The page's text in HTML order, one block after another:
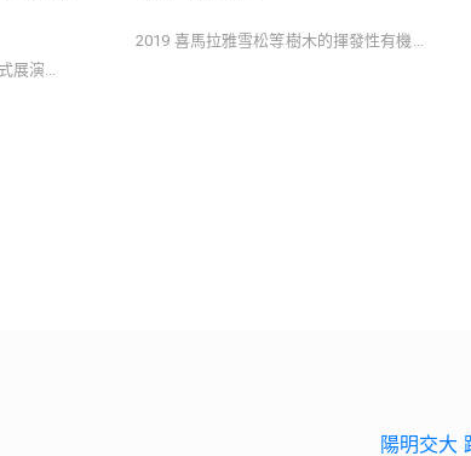
展演...
2019 喜馬拉雅雪松等樹木的揮發性有機...
陽明交大